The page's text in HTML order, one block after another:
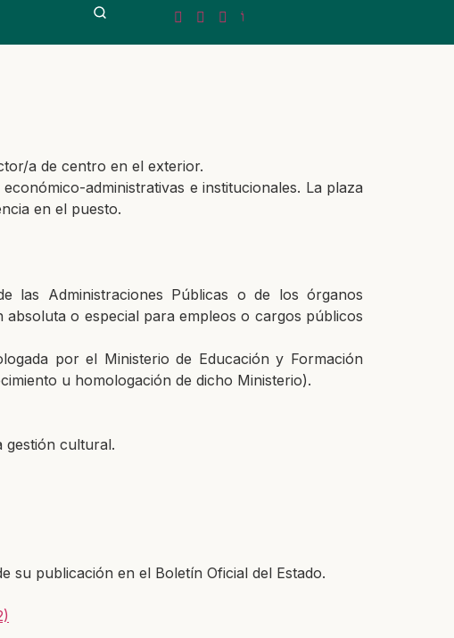
a de centro en el exterior.
administrativas e institucionales. La plaza
en el puesto.
las Administraciones Públicas o de los órganos
o especial para empleos o cargos públicos
por el Ministerio de Educación y Formación
u homologación de dicho Ministerio).
gestión cultural.
su publicación en el Boletín Oficial del Estado.